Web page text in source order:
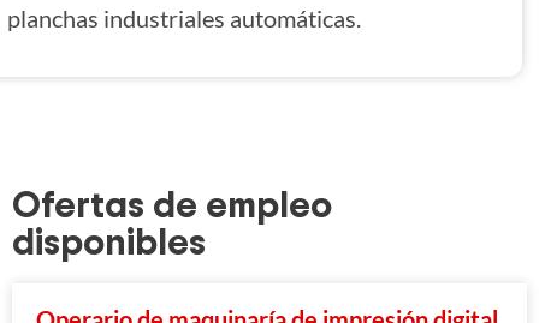
planchas industriales automáticas.
Ofertas de empleo
disponibles